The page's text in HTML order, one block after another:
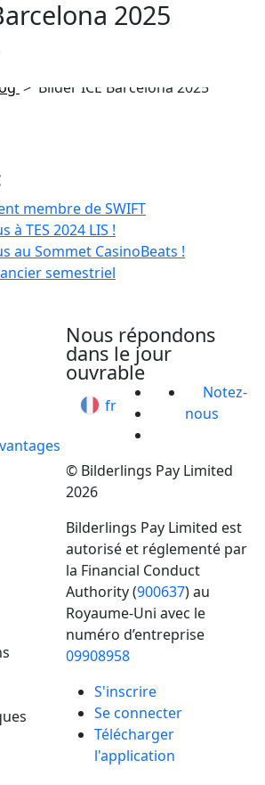
2025
> Bilder ICE Barcelona 2025
membre de SWIFT
à TES 2024 LIS !
au Sommet CasinoBeats !
semestriel
Nous répondons
dans le jour
ouvrable
fr
Notez-
nous
© Bilderlings Pay Limited
2026
Bilderlings Pay Limited est
autorisé et réglementé par
la Financial Conduct
Authority (900637) au
Royaume-Uni avec le
numéro d’entreprise
09908958
S'inscrire
Se connecter
Télécharger
l'application